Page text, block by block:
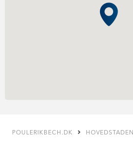
POULERIKBECH.DK HOVEDSTADEN